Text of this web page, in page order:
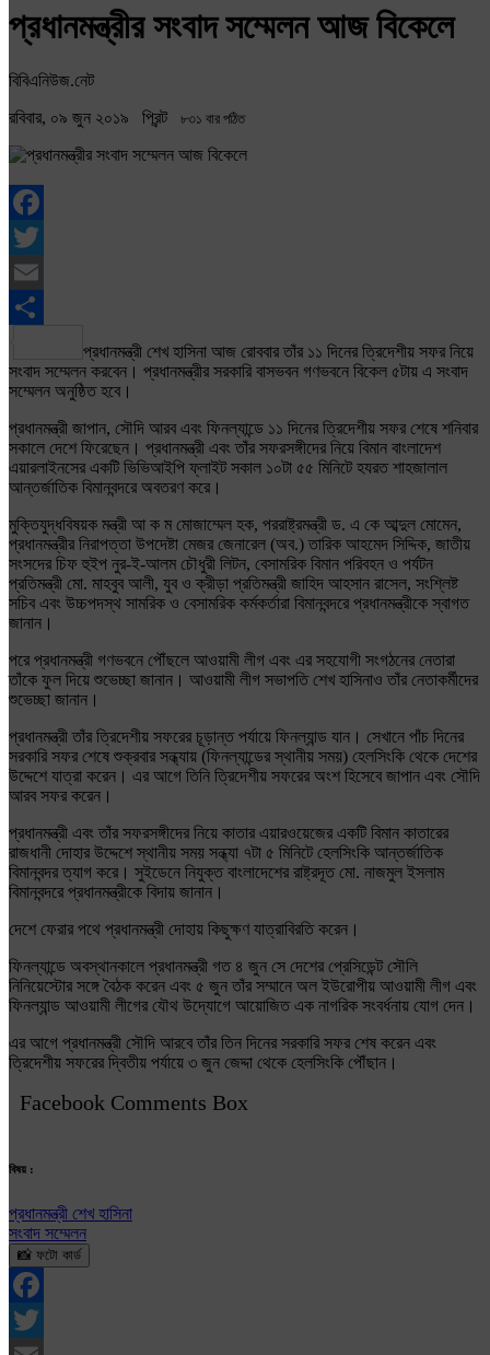
প্রধানমন্ত্রীর সংবাদ সম্মেলন আজ বিকেলে
বিবিএনিউজ.নেট
রবিবার, ০৯ জুন ২০১৯ প্রিন্ট ৮৩১ বার পঠিত
Facebook
Twitter
Email
প্রধানমন্ত্রী শেখ হাসিনা আজ রোববার তাঁর ১১ দিনের ত্রিদেশীয় সফর নিয়ে
সংবাদ সম্মেলন করবেন। প্রধানমন্ত্রীর সরকারি বাসভবন গণভবনে বিকেল ৫টায় এ সংবাদ
সম্মেলন অনুষ্ঠিত হবে।
প্রধানমন্ত্রী জাপান, সৌদি আরব এবং ফিনল্যান্ডে ১১ দিনের ত্রিদেশীয় সফর শেষে শনিবার
সকালে দেশে ফিরেছেন। প্রধানমন্ত্রী এবং তাঁর সফরসঙ্গীদের নিয়ে বিমান বাংলাদেশ
এয়ারলাইনসের একটি ভিভিআইপি ফ্লাইট সকাল ১০টা ৫৫ মিনিটে হযরত শাহজালাল
আন্তর্জাতিক বিমানবন্দরে অবতরণ করে।
মুক্তিযুদ্ধবিষয়ক মন্ত্রী আ ক ম মোজাম্মেল হক, পররাষ্ট্রমন্ত্রী ড. এ কে আব্দুল মোমেন,
প্রধানমন্ত্রীর নিরাপত্তা উপদেষ্টা মেজর জেনারেল (অব.) তারিক আহমেদ সিদ্দিক, জাতীয়
সংসদের চিফ হুইপ নুর-ই-আলম চৌধুরী লিটন, বেসামরিক বিমান পরিবহন ও পর্যটন
প্রতিমন্ত্রী মো. মাহবুব আলী, যুব ও ক্রীড়া প্রতিমন্ত্রী জাহিদ আহসান রাসেল, সংশ্লিষ্ট
সচিব এবং উচ্চপদস্থ সামরিক ও বেসামরিক কর্মকর্তারা বিমানবন্দরে প্রধানমন্ত্রীকে স্বাগত
জানান।
পরে প্রধানমন্ত্রী গণভবনে পৌঁছলে আওয়ামী লীগ এবং এর সহযোগী সংগঠনের নেতারা
তাঁকে ফুল দিয়ে শুভেচ্ছা জানান। আওয়ামী লীগ সভাপতি শেখ হাসিনাও তাঁর নেতাকর্মীদের
শুভেচ্ছা জানান।
প্রধানমন্ত্রী তাঁর ত্রিদেশীয় সফরের চূড়ান্ত পর্যায়ে ফিনল্যান্ড যান। সেখানে পাঁচ দিনের
সরকারি সফর শেষে শুক্রবার সন্ধ্যায় (ফিনল্যান্ডের স্থানীয় সময়) হেলসিংকি থেকে দেশের
উদ্দেশে যাত্রা করেন। এর আগে তিনি ত্রিদেশীয় সফরের অংশ হিসেবে জাপান এবং সৌদি
আরব সফর করেন।
প্রধানমন্ত্রী এবং তাঁর সফরসঙ্গীদের নিয়ে কাতার এয়ারওয়েজের একটি বিমান কাতারের
রাজধানী দোহার উদ্দেশে স্থানীয় সময় সন্ধ্যা ৭টা ৫ মিনিটে হেলসিংকি আন্তর্জাতিক
বিমানবন্দর ত্যাগ করে। সুইডেনে নিযুক্ত বাংলাদেশের রাষ্ট্রদূত মো. নাজমুল ইসলাম
বিমানবন্দরে প্রধানমন্ত্রীকে বিদায় জানান।
দেশে ফেরার পথে প্রধানমন্ত্রী দোহায় কিছুক্ষণ যাত্রাবিরতি করেন।
ফিনল্যান্ডে অবস্থানকালে প্রধানমন্ত্রী গত ৪ জুন সে দেশের প্রেসিডেন্ট সৌলি
নিনিয়েস্টোর সঙ্গে বৈঠক করেন এবং ৫ জুন তাঁর সম্মানে অল ইউরোপীয় আওয়ামী লীগ এবং
ফিনল্যান্ড আওয়ামী লীগের যৌথ উদ্যোগে আয়োজিত এক নাগরিক সংবর্ধনায় যোগ দেন।
এর আগে প্রধানমন্ত্রী সৌদি আরবে তাঁর তিন দিনের সরকারি সফর শেষ করেন এবং
ত্রিদেশীয় সফরের দ্বিতীয় পর্যায়ে ৩ জুন জেদ্দা থেকে হেলসিংকি পৌঁছান।
Facebook Comments Box
বিষয় :
প্রধানমন্ত্রী শেখ হাসিনা
সংবাদ সম্মেলন
📸 ফটো কার্ড
Facebook